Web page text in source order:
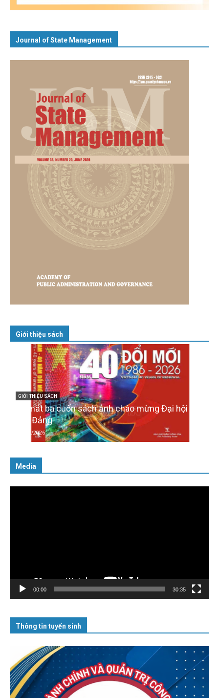
Journal of State Management
Giới thiệu sách
GIỚI THIỆU SÁCH
Quản trị nhân tài – Từ lý thuyết đến thực tiễn
08/12/2025
Media
00:00 30:35
Thông tin tuyển sinh